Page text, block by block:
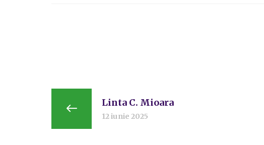
Linta C. Mioara
12 iunie 2025